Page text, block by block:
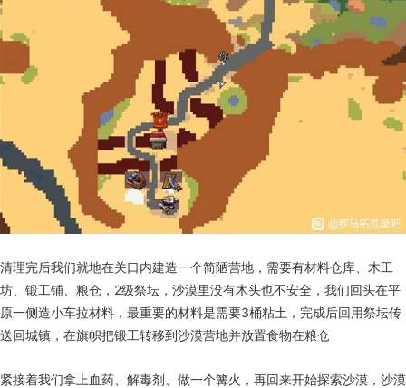
清理完后我们就地在关口内建造一个简陋营地，需要有材料仓库、木工
坊、锻工铺、粮仓，2级祭坛，沙漠里没有木头也不安全，我们回头在平
原一侧造小车拉材料，最重要的材料是需要3桶粘土，完成后回用祭坛传
送回城镇，在旗帜把锻工转移到沙漠营地并放置食物在粮仓
紧接着我们拿上血药、解毒剂、做一个篝火，再回来开始探索沙漠，沙漠